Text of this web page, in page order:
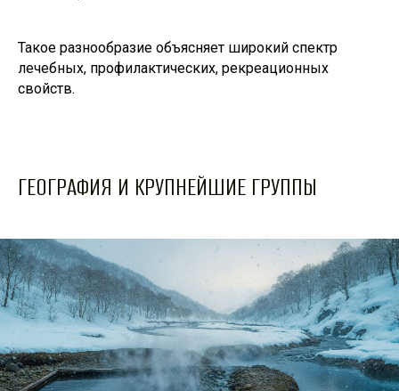
Такое разнообразие объясняет широкий спектр
лечебных, профилактических, рекреационных
свойств.
ГЕОГРАФИЯ И КРУПНЕЙШИЕ ГРУППЫ